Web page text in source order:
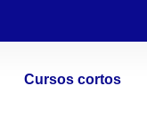
Cursos cortos